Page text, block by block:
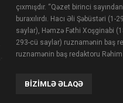
çıxmışdır. “Qəzet birinci
buraxılırdı. Hacı Əli Şəbüstəri
saylar), Həmzə Fəthi Xoşginabi
293-cü saylar) ruznamənin baş
ruznamənin baş redaktoru
BIZIMLƏ ƏLAQƏ